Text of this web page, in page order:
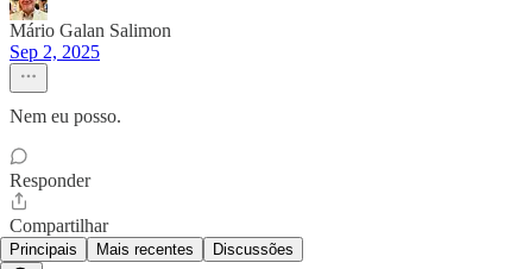
Mário Galan Salimon
Sep 2, 2025
Nem eu posso.
Responder
Compartilhar
Principais Mais recentes Discussões